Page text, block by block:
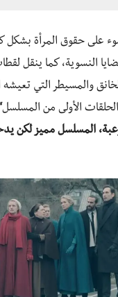
على حقوق المرأة بشكل
النسوية، كما ينقل
والمسيطر التي
الأولى من المسلسل
المسلسل مميز لكن